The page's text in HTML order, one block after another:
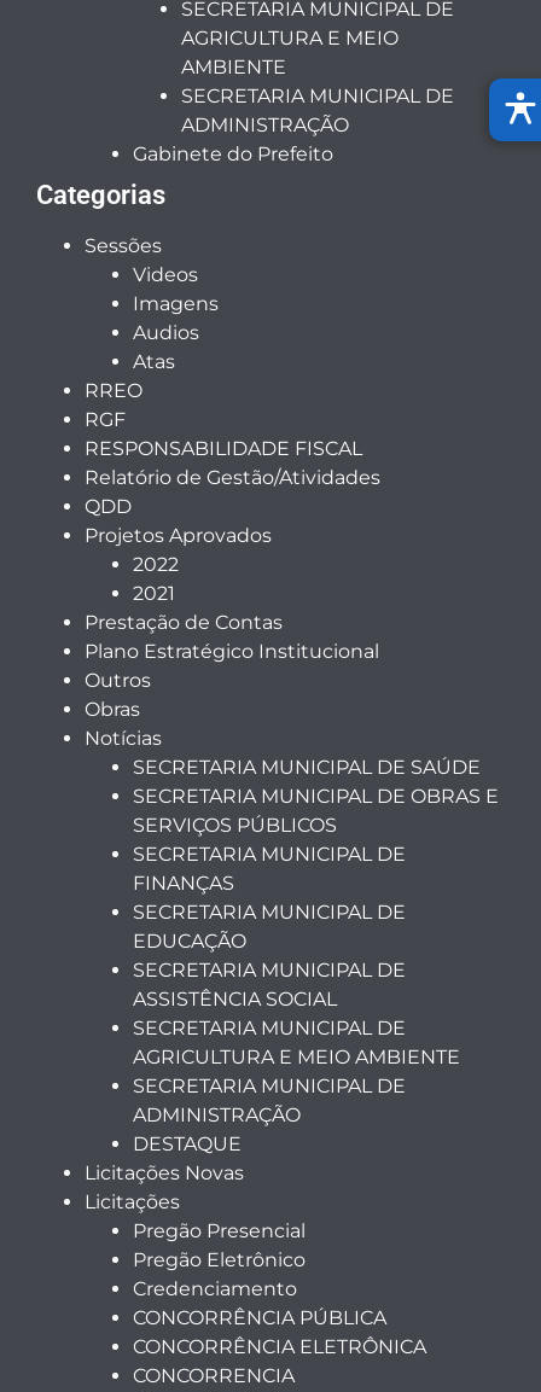
SECRETARIA MUNICIPAL DE
AGRICULTURA E MEIO
AMBIENTE
SECRETARIA MUNICIPAL DE
ADMINISTRAÇÃO
Gabinete do Prefeito
Categorias
Sessões
Videos
Imagens
Audios
Atas
RREO
RGF
RESPONSABILIDADE FISCAL
Relatório de Gestão/Atividades
QDD
Projetos Aprovados
2022
2021
Prestação de Contas
Plano Estratégico Institucional
Outros
Obras
Notícias
SECRETARIA MUNICIPAL DE SAÚDE
SECRETARIA MUNICIPAL DE OBRAS E
SERVIÇOS PÚBLICOS
SECRETARIA MUNICIPAL DE
FINANÇAS
SECRETARIA MUNICIPAL DE
EDUCAÇÃO
SECRETARIA MUNICIPAL DE
ASSISTÊNCIA SOCIAL
SECRETARIA MUNICIPAL DE
AGRICULTURA E MEIO AMBIENTE
SECRETARIA MUNICIPAL DE
ADMINISTRAÇÃO
DESTAQUE
Licitações Novas
Licitações
Pregão Presencial
Pregão Eletrônico
Credenciamento
CONCORRÊNCIA PÚBLICA
CONCORRÊNCIA ELETRÔNICA
CONCORRENCIA